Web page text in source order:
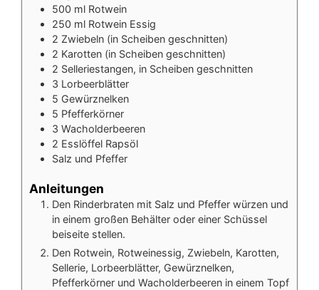
o
500 ml Rotwein
250 ml Rotwein Essig
2 Zwiebeln (in Scheiben geschnitten)
2 Karotten (in Scheiben geschnitten)
2 Selleriestangen, in Scheiben geschnitten
3 Lorbeerblätter
5 Gewürznelken
5 Pfefferkörner
3 Wacholderbeeren
2 Esslöffel Rapsöl
Salz und Pfeffer
Anleitungen
Den Rinderbraten mit Salz und Pfeffer würzen und
in einem großen Behälter oder einer Schüssel
beiseite stellen.
Den Rotwein, Rotweinessig, Zwiebeln, Karotten,
Sellerie, Lorbeerblätter, Gewürznelken,
Pfefferkörner und Wacholderbeeren in einem Topf